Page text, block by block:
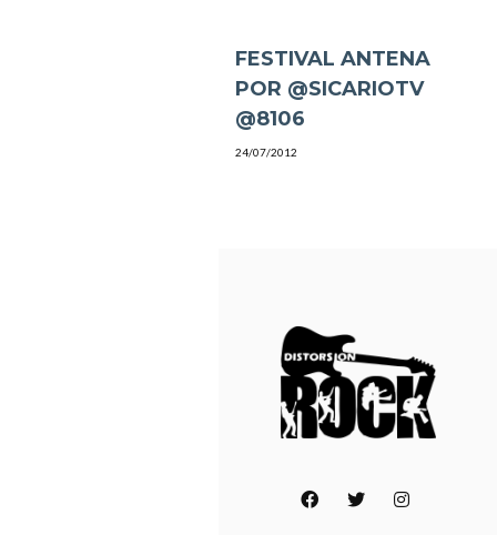
FESTIVAL ANTENA
POR @SICARIOTV
@8106
24/07/2012